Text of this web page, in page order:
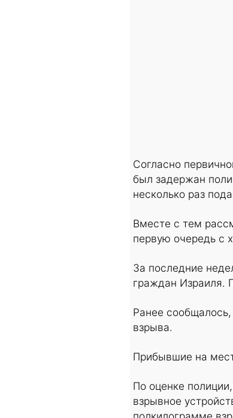
Согласно
был задержан
несколько раз
Вместе с тем
первую очередь с
За последние
граждан Израиля.
Ранее
взрыва.
Прибывшие на
По оценке
взрывное